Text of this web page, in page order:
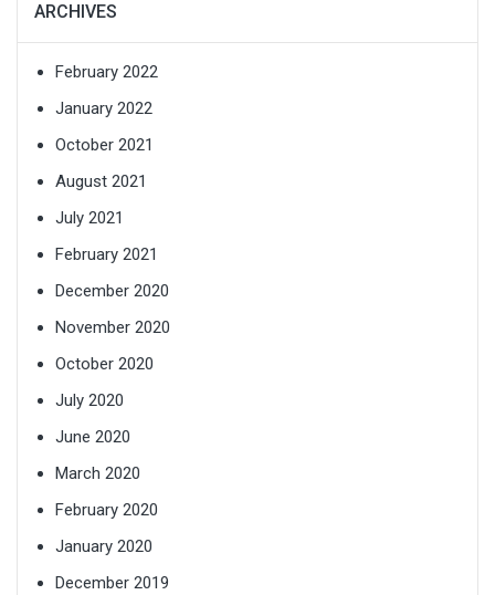
ARCHIVES
February 2022
January 2022
October 2021
August 2021
July 2021
February 2021
December 2020
November 2020
October 2020
July 2020
June 2020
March 2020
February 2020
January 2020
December 2019